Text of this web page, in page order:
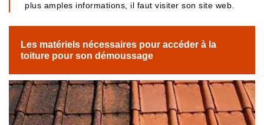
plus amples informations, il faut visiter son site web.
Les matériels nécessaires pour accéder à la
toiture pour son démoussage